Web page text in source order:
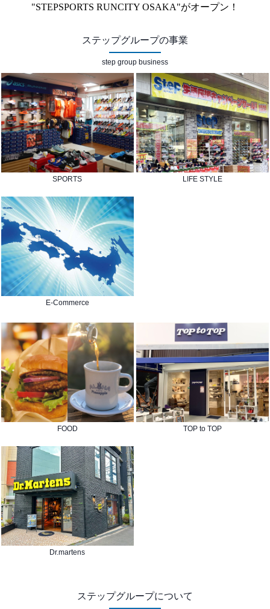
"STEPSPORTS RUNCITY OSAKA"がオープン！
ステップグループの事業
step group business
SPORTS LIFE STYLE
E-Commerce
FOOD TOP to TOP
Dr.martens
ステップグループについて